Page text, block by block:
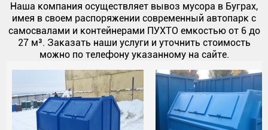
Наша компания осуществляет вывоз мусора в Буграх,
имея в своем распоряжении современный автопарк с
самосвалами и контейнерами ПУХТО емкостью от 6 до
27 м³. Заказать наши услуги и уточнить стоимость
можно по телефону указанному на сайте.